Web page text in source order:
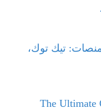
تيك توك،
The Ultimate